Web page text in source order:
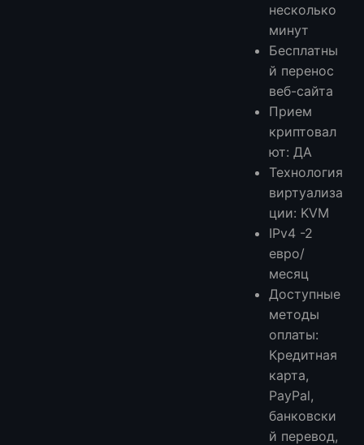
несколько
минут
Бесплатны
й перенос
веб-сайта
Прием
криптовал
ют: ДА
Технология
виртуализа
ции: KVM
IPv4 -2
евро/
месяц
Доступные
методы
оплаты:
Кредитная
карта,
PayPal,
банковски
й перевод,